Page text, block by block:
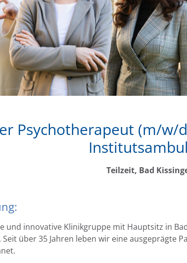
Psychotherapeut (m/
Teilzeit, Bad
und innovative Klinikgruppe mit Hauptsitz in
über 35 Jahren leben wir eine